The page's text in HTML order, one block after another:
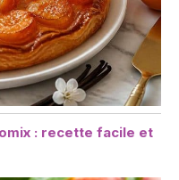
: recette facile et